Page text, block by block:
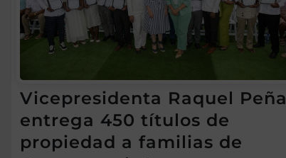
Vicepresidenta Raquel Peña
entrega 450 títulos de
propiedad a familias de